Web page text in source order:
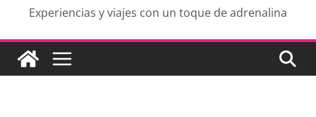
Experiencias y viajes con un toque de adrenalina